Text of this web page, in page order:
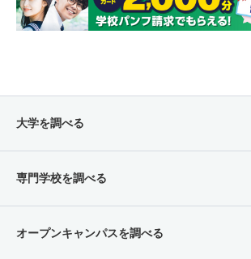
大学を調べる
専門学校を調べる
オープンキャンパスを調べる